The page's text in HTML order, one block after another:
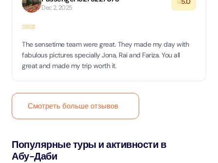
Dec 2, 2025
The sensetime team were great. They made my day with
fabulous pictures specially Jona, Rai and Fariza. You all
great and made my trip worth it.
Смотреть больше отзывов
Популярные туры и активности в
Абу-Даби